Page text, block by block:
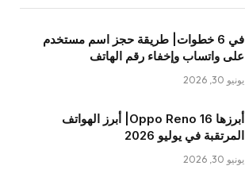
في 6 خطوات| طريقة حجز اسم مستخدم
على واتساب وإخفاء رقم الهاتف
يونيو 30, 2026
أبرزها Oppo Reno 16| أبرز الهواتف
المرتقبة في يوليو 2026
يونيو 30, 2026